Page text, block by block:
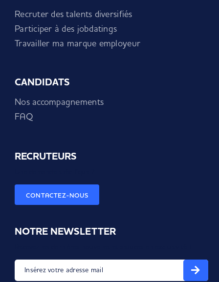
Recruter des talents diversifiés
Participer à des jobdatings
Travailler ma marque employeur
CANDIDATS
Nos accompagnements
FAQ
RECRUTEURS
CONTACTEZ-NOUS
NOTRE NEWSLETTER
Insérez votre adresse mail